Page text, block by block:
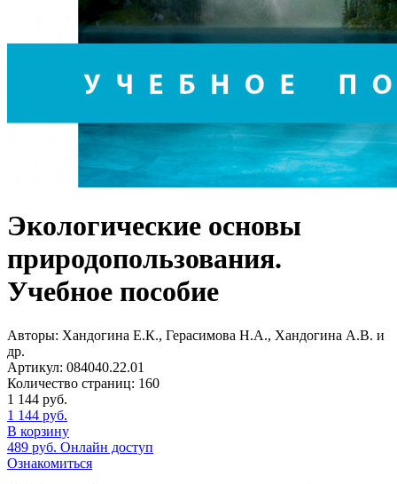
Экологические основы
природопользования.
Учебное пособие
Авторы: Хандогина Е.К., Герасимова Н.А., Хандогина А.В. и
др.
Артикул: 084040.22.01
Количество страниц: 160
1 144 руб.
1 144 руб.
В корзину
489 руб. Онлайн доступ
Ознакомиться